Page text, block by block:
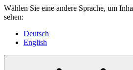
Wählen Sie eine andere Sprache, um
sehen:
Deutsch
English